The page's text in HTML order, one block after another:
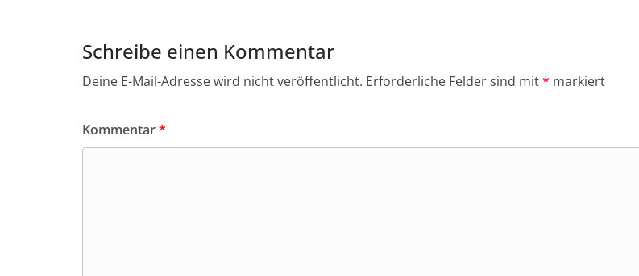
Schreibe einen Kommentar
Deine E-Mail-Adresse wird nicht veröffentlicht. Erforderliche Felder sind mit* markiert
Kommentar*